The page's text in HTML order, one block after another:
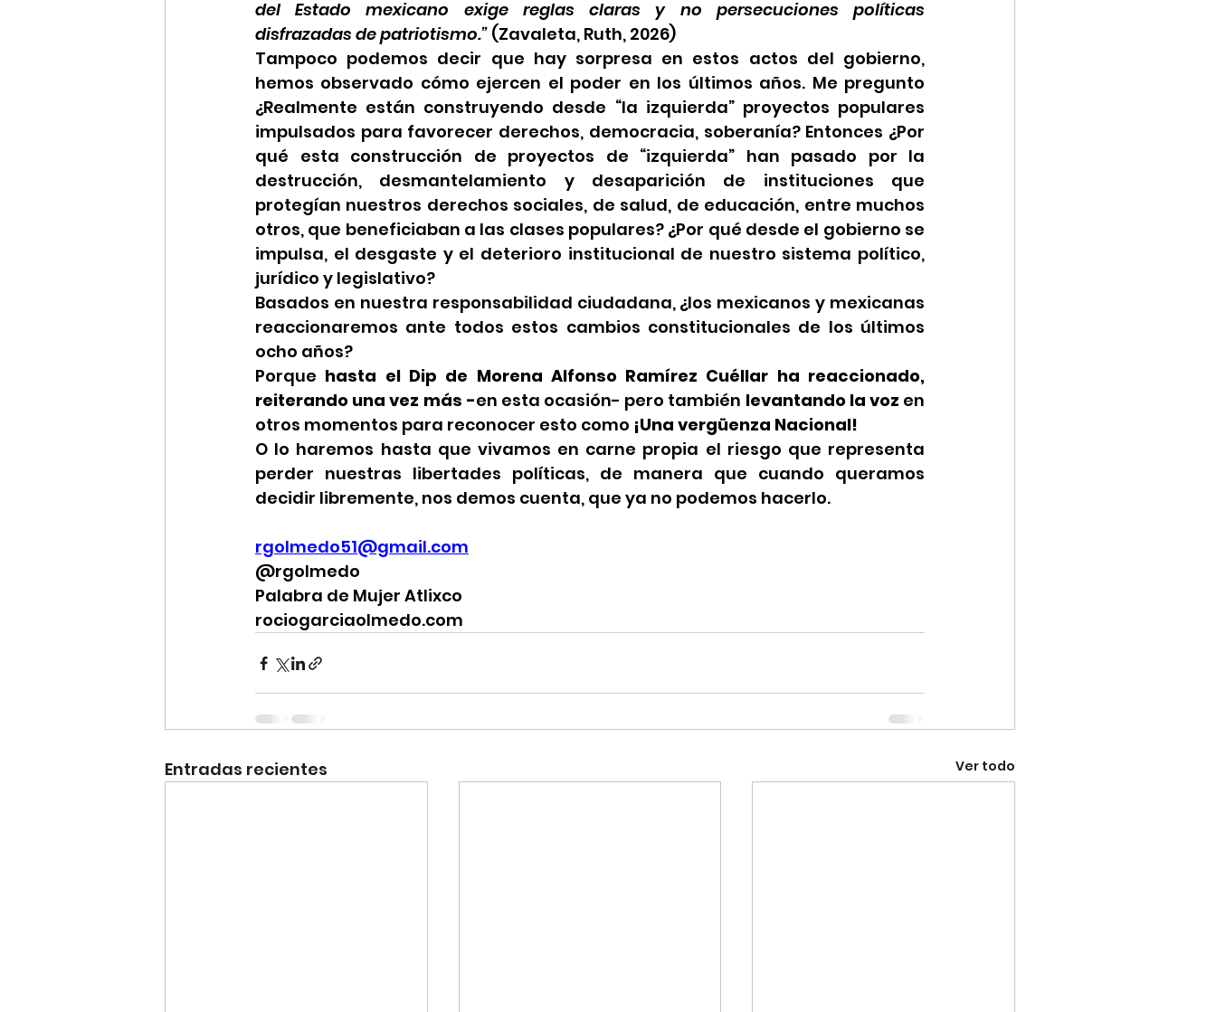
del Estado mexicano exige reglas claras y no persecuciones políticas
disfrazadas de patriotismo.” (Zavaleta, Ruth, 2026)
Tampoco podemos decir que hay sorpresa en estos actos del gobierno,
hemos observado cómo ejercen el poder en los últimos años. Me pregunto
¿Realmente están construyendo desde “la izquierda” proyectos populares
impulsados para favorecer derechos, democracia, soberanía? Entonces ¿Por
qué esta construcción de proyectos de “izquierda” han pasado por la
destrucción, desmantelamiento y desaparición de instituciones que
protegían nuestros derechos sociales, de salud, de educación, entre muchos
otros, que beneficiaban a las clases populares? ¿Por qué desde el gobierno se
impulsa, el desgaste y el deterioro institucional de nuestro sistema político,
jurídico y legislativo?
Basados en nuestra responsabilidad ciudadana, ¿los mexicanos y mexicanas
reaccionaremos ante todos estos cambios constitucionales de los últimos
ocho años?
Porque hasta el Dip de Morena Alfonso Ramírez Cuéllar ha reaccionado,
reiterando una vez más -en esta ocasión- pero también levantando la voz en
otros momentos para reconocer esto como ¡Una vergüenza Nacional!
O lo haremos hasta que vivamos en carne propia el riesgo que representa
perder nuestras libertades políticas, de manera que cuando queramos
decidir libremente, nos demos cuenta, que ya no podemos hacerlo.
rgolmedo51@gmail.com
@rgolmedo
Palabra de Mujer Atlixco
rociogarciaolmedo.com
Entradas recientes Ver todo